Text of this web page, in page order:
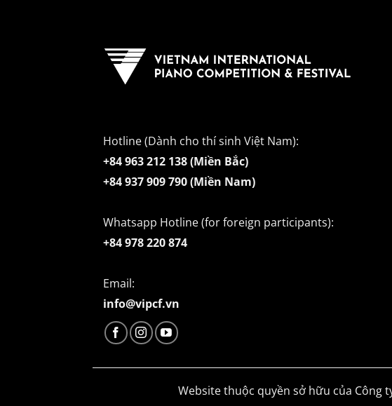
Hotline (Dành cho thí sinh Việt Nam):
+84 963 212 138 (Miền Bắc)
+84 937 909 790 (Miền Nam)
Whatsapp Hotline (for foreign participants):
+84 978 220 874
Email:
info@vipcf.vn
Website thuộc quyền sở hữu của Công